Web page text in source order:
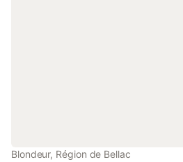
Blondeur, Région de Bellac